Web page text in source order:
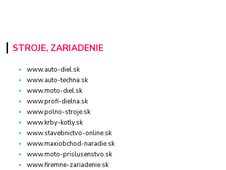
STROJE, ZARIADENIE
www.auto-diel.sk
www.auto-techna.sk
www.moto-diel.sk
www.profi-dielna.sk
www.polno-stroje.sk
www.krby-kotly.sk
www.stavebnictvo-online.sk
www.maxiobchod-naradie.sk
www.moto-prislusenstvo.sk
www.firemne-zariadenie.sk